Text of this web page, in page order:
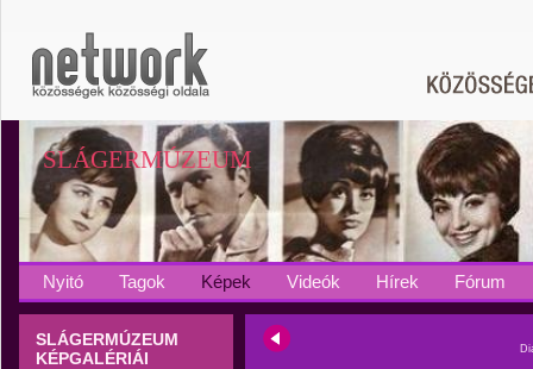
SLÁGERMÚZEUM
Nyitó Tagok Képek Videók Hírek Fórum
SLÁGERMÚZEUM
KÉPGALÉRIÁI